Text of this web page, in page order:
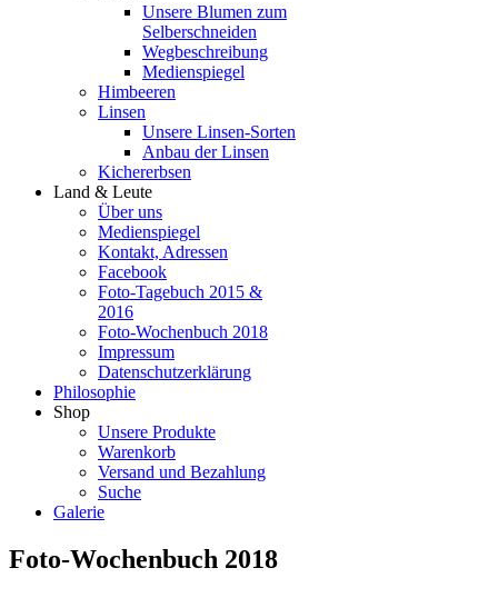
Unsere Blumen zum
Selberschneiden
Wegbeschreibung
Medienspiegel
Himbeeren
Linsen
Unsere Linsen-Sorten
Anbau der Linsen
Kichererbsen
Land & Leute
Über uns
Medienspiegel
Kontakt, Adressen
Facebook
Foto-Tagebuch 2015 &
2016
Foto-Wochenbuch 2018
Impressum
Datenschutzerklärung
Philosophie
Shop
Unsere Produkte
Warenkorb
Versand und Bezahlung
Suche
Galerie
Foto-Wochenbuch 2018